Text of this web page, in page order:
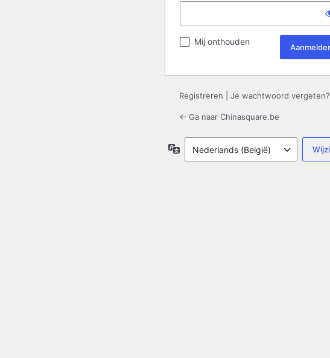
Mij onthouden
Registreren Je wachtwoord vergeten?
← Ga naar Chinasquare.be
Taal